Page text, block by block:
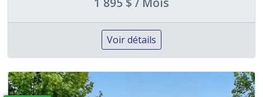
Voir détails